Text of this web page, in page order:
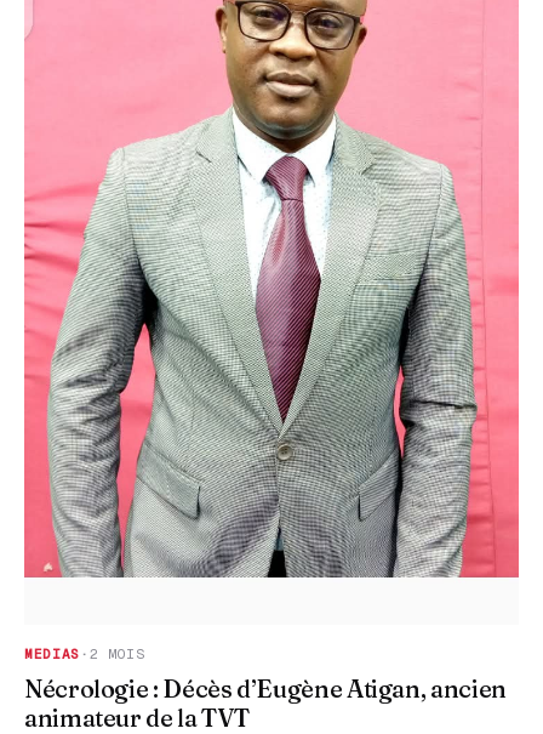
MEDIAS · 2 MOIS
Nécrologie : Décès d’Eugène Atigan, ancien
animateur de la TVT